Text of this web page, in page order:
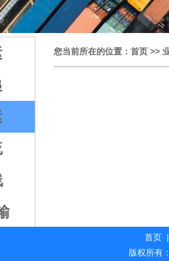
您当前所在的位置： 首页 >>
首页 |
版权所有